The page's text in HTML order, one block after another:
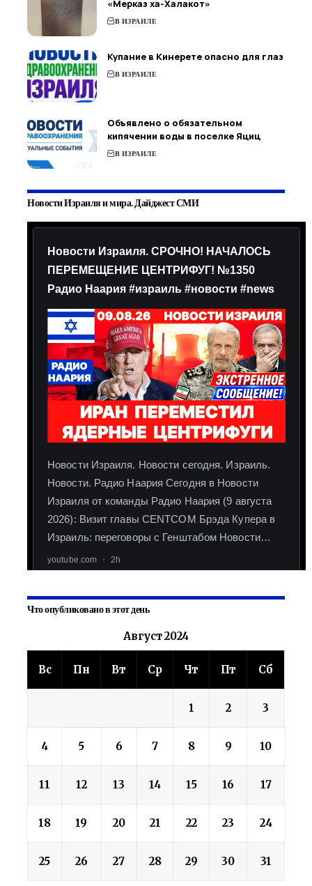
«Мерказ ха-Халакот»
В ИЗРАИЛЕ
Купание в Кинерете опасно для глаз
В ИЗРАИЛЕ
Объявлено о обязательном
кипячении воды в поселке Яциц
В ИЗРАИЛЕ
Новости Израиля и мира. Дайджест СМИ
Что опубликовано в этот день
Август 2024
Вс Пн Вт Ср Чт Пт Сб
1 2 3
4 5 6 7 8 9 10
11 12 13 14 15 16 17
18 19 20 21 22 23 24
25 26 27 28 29 30 31